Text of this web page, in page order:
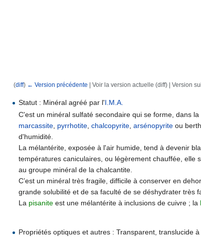
(diff) ← Version précédente | Voir la version actuelle (diff) | Version
Statut : Minéral agréé par l'I.M.A.
C'est un minéral sulfaté secondaire qui se forme, dans
marcassite, pyrrhotite,chalcopyrite,arsénopyrite ou
d'humidité.
La mélantérite, exposée à l'air humide, tend à devenir
températures caniculaires, ou légèrement chauffée, elle
au groupe minéral de la chalcantite.
C’est un minéral très fragile, difficile à conserver en
grande solubilité et de sa faculté de se déshydrater très
La pisanite est une mélantérite à inclusions de cuivre ; la
Propriétés optiques et autres : Transparent, translucide